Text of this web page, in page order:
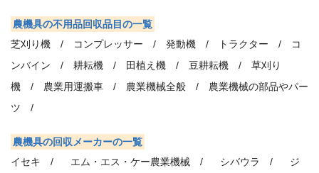
農機具の不用品回収品目の一覧
芝刈り機 /
コンプレッサー / 発動機 / トラクター /
コ
ンバイン /
耕耘機 / 田植え機 / 豆耕耘機 /
草刈り
機 /
農業用運搬車 / 農業機械全般 /
農業機械の部品やパー
ツ /
農機具の回収メーカーの一覧
イセキ /
エム・エス・ケー農業機械 / シバウラ /
ジ